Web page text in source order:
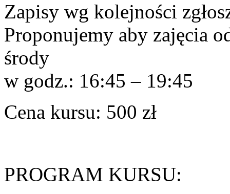
Zapisy wg kolejności
Proponujemy aby zajęcia
środy
w godz.: 16:45 – 19:45
Cena kursu: 500 zł
PROGRAM KURSU: